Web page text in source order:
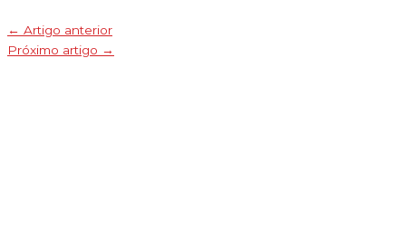
← Artigo anterior
Próximo artigo →